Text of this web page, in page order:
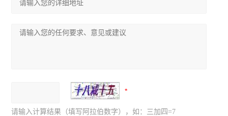
请输入计算结果（填写阿拉伯数字），如：三加四=7